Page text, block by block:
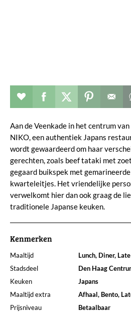
Restaurant toevoegen aan
Deel dit op facebook
Deel dit opDeel dit
Aan de Veenkade in het centrum
NIKO, een authentiek Japans
wordt gewaardeerd om haar
gerechten, zoals beef tataki met
gegaard buikspek met
kwarteleitjes. Het vriendelijke
verwelkomt hier dan ook graag de
traditionele Japanse keuken.
Kenmerken
Maaltijd
Lunch, Diner,
Stadsdeel
Den Haag
Keuken
Japans
Maaltijd extra
Afhaal, Bento,
Prijsniveau
Betaalbaar